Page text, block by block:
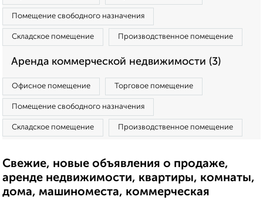
Помещение свободного назначения
Складское помещение Производственное помещение
Аренда коммерческой недвижимости (3)
Офисное помещение Торговое помещение
Помещение свободного назначения
Складское помещение Производственное помещение
Свежие, новые объявления о продаже,
аренде недвижимости, квартиры, комнаты,
дома, машиноместа, коммерческая